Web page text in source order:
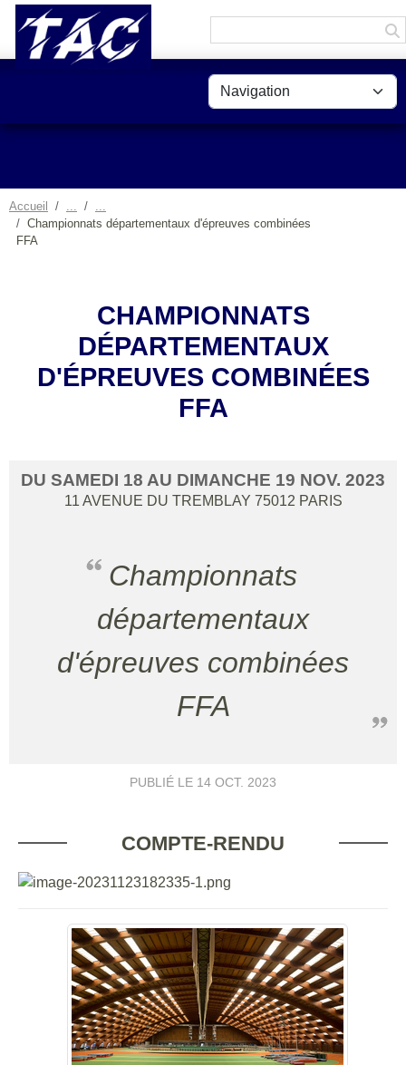
Accueil
Championnats départementaux d'épreuves combinées
FFA
CHAMPIONNATS
DÉPARTEMENTAUX
D'ÉPREUVES COMBINÉES
FFA
DU SAMEDI 18 AU DIMANCHE 19 NOV. 2023
11 AVENUE DU TREMBLAY 75012 PARIS
Championnats
départementaux
d'épreuves combinées
FFA
PUBLIÉ LE 14 OCT. 2023
COMPTE-RENDU
Panneau de gestion des cookies